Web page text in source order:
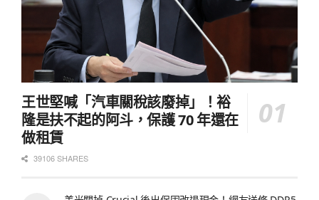
王世堅喊「汽車關稅該廢掉」！裕
隆是扶不起的阿斗，保護 70 年還在
做租賃
39106 SHARES